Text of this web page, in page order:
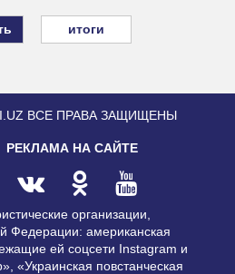
итоги
ВСЕ ПРАВА ЗАЩИЩЕНЫ
РЕКЛАМА НА САЙТЕ
организации,
Федерации: американская
ей соцсети Instagram и
«Украинская повстанческая